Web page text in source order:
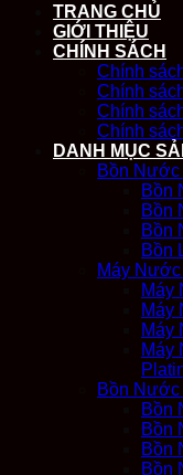
TRANG CHỦ
GIỚI THIỆU
CHÍNH SÁCH
Chính
Chính
Chính
Chính
DANH MỤC
Bồn
Bồn
Bồn
Bồn
Bồn
Máy
Máy
Máy
Máy
Máy
Bồn
Bồn
Bồn
Bồn
Bồn